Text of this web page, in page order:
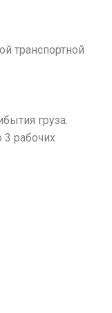
транспортной
груза.
3 рабочих